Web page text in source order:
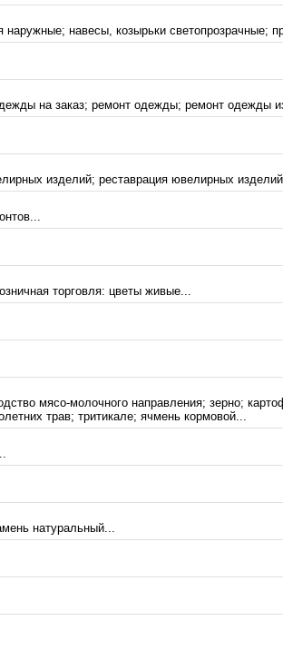
наружные; навесы, козырьки
на заказ; ремонт одежды; ремонт одежды
изделий; реставрация ювелирных
торговля: цветы живые...
мясо-молочного направления; зерно;
трав; тритикале; ячмень кормовой...
натуральный...